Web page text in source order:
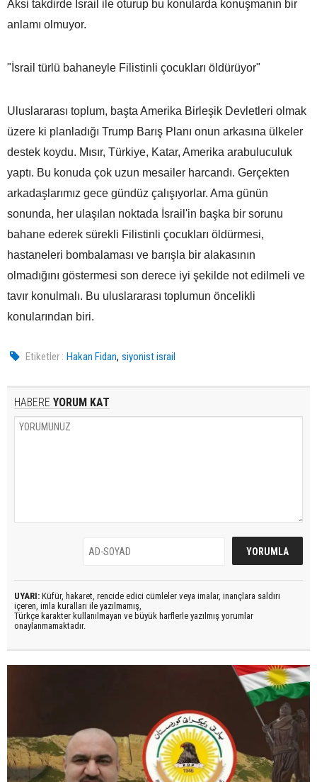
Aksi takdirde İsrail ile oturup bu konularda konuşmanın bir
anlamı olmuyor.
"İsrail türlü bahaneyle Filistinli çocukları öldürüyor"
Uluslararası toplum, başta Amerika Birleşik Devletleri olmak
üzere ki planladığı Trump Barış Planı onun arkasına ülkeler
destek koydu. Mısır, Türkiye, Katar, Amerika arabuluculuk
yaptı. Bu konuda çok uzun mesailer harcandı. Gerçekten
arkadaşlarımız gece gündüz çalışıyorlar. Ama günün
sonunda, her ulaşılan noktada İsrail'in başka bir sorunu
bahane ederek sürekli Filistinli çocukları öldürmesi,
hastaneleri bombalaması ve barışla bir alakasının
olmadığını göstermesi son derece iyi şekilde not edilmeli ve
tavır konulmalı. Bu uluslararası toplumun öncelikli
konularından biri.
Etiketler : Hakan Fidan,siyonist israil
HABERE YORUM KAT
UYARI: Küfür, hakaret, rencide edici cümleler veya imalar, inançlara saldırı
içeren, imla kuralları ile yazılmamış,
Türkçe karakter kullanılmayan ve büyük harflerle yazılmış yorumlar
onaylanmamaktadır.